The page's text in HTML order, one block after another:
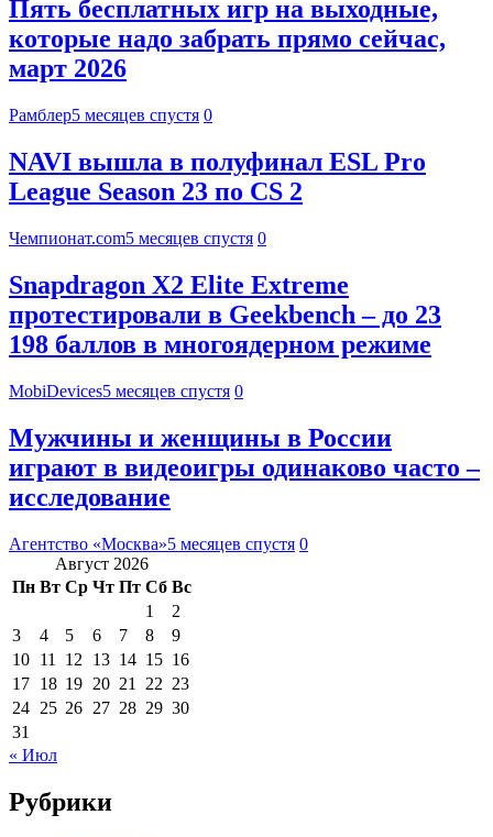
Пять бесплатных игр на выходные,
которые надо забрать прямо сейчас,
март 2026
Рамблер5 месяцев спустя 0
NAVI вышла в полуфинал ESL Pro
League Season 23 по CS 2
Чемпионат.com5 месяцев спустя 0
Snapdragon X2 Elite Extreme
протестировали в Geekbench – до 23
198 баллов в многоядерном режиме
MobiDevices5 месяцев спустя 0
Мужчины и женщины в России
играют в видеоигры одинаково часто –
исследование
Агентство «Москва»5 месяцев спустя 0
Август 2026
Пн Вт Ср Чт Пт Сб Вс
1
2
3
4 5 6 7 8
9
10 11 12 13 14 15 16
17 18 19 20 21 22 23
24 25 26 27 28 29 30
31
« Июл
Рубрики